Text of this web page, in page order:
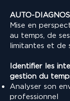
AUTO-
Mise en
au temps, de
limitantes et de
Identifier les
gestion du
Analyser son
professionnel